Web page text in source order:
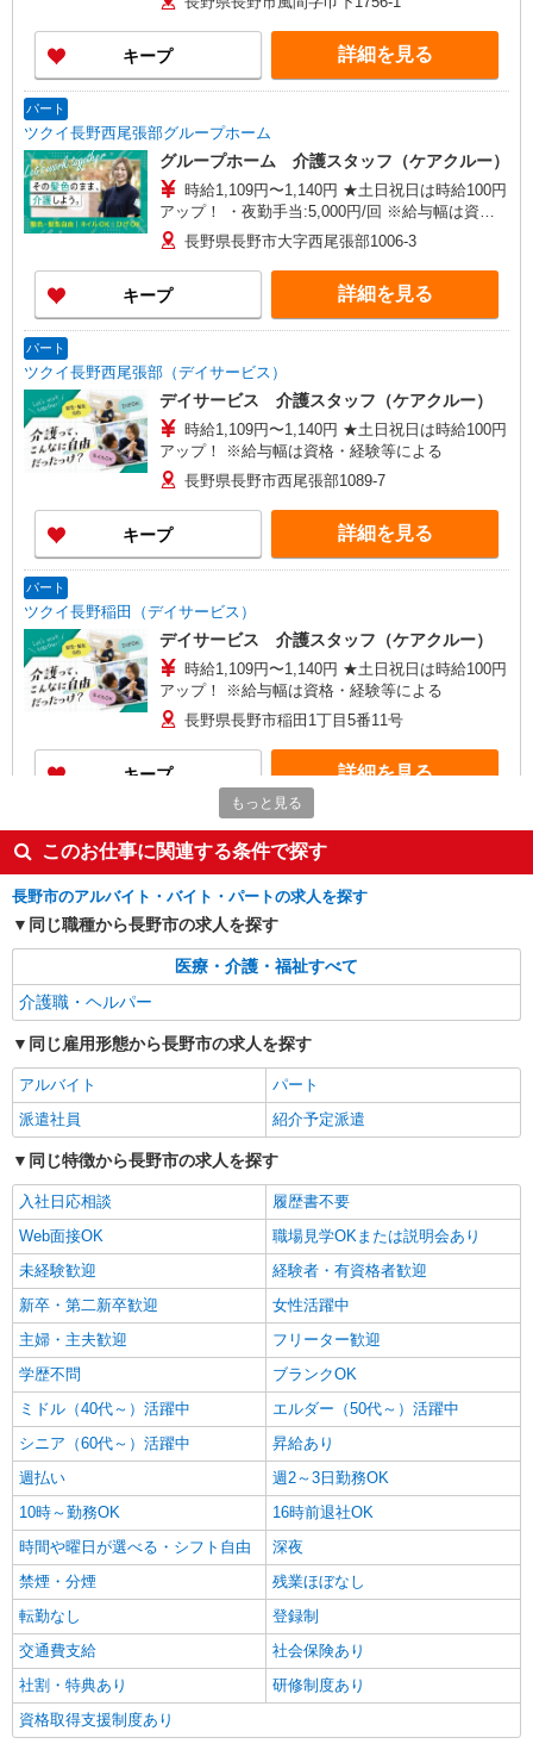
キープ 詳細を見る
パート
ツクイ長野西尾張部グループホーム
グループホーム 介護スタッフ（ケアクルー）
時給1,109円〜1,140円 ★土日祝日は時給100円
アップ！ ・夜勤手当:5,000円/回 ※給与幅は資
格・経験等による
長野県長野市大字西尾張部1006-3
キープ 詳細を見る
パート
ツクイ長野西尾張部（デイサービス）
デイサービス 介護スタッフ（ケアクルー）
時給1,109円〜1,140円 ★土日祝日は時給100円
アップ！ ※給与幅は資格・経験等による
長野県長野市西尾張部1089-7
キープ 詳細を見る
パート
ツクイ長野稲田（デイサービス）
デイサービス 介護スタッフ（ケアクルー）
時給1,109円〜1,140円 ★土日祝日は時給100円
アップ！ ※給与幅は資格・経験等による
長野県長野市稲田1丁目5番11号
キープ 詳細を見る
株式会社kotrio /●MT-H-2051281
長野市＊年齢不問◎未経験から安定した業界へ
＊サ高住
時給1500円〜2125円 ＜日払い有/週払い有/交
通費全支給(ガソリン代含む)＞
長野市
キープ
派遣社員
株式会社kotrio /●MT-H-1733005
支援員＊研修充実してるのか〜未経験だけど挑
戦してみようかな！
時給1500円〜2125円 ＜日払い有/週払い有/交
通費全支給(ガソリン代含む)＞
長野市内≪最寄り駅：権堂≫
キープ 詳細を見る
派遣社員
株式会社kotrio /●MT-H-1875285
＼収入アップを全面サポート／小規模デイ
STAFF｜資格支援制度あり
時給1500円〜2125円 ＜日払い有/週払い有/交
通費全支給(ガソリン代含む)＞
キープ
派遣社員
株式会社kotrio /●MT-H-2094052
＜面接なし＞デイサービスでリハビリ補助・送
迎など＊長野市
通費全支給(ガソリン代含む)＞
もっと見る
このお仕事に関連する条件で探す
長野市のアルバイト・バイト・パートの求人を探す
同じ職種から長野市の求人を探す
医療・介護・福祉すべて
介護職・ヘルパー
同じ雇用形態から長野市の求人を探す
アルバイト
パート
派遣社員
紹介予定派遣
同じ特徴から長野市の求人を探す
入社日応相談
履歴書不要
Web面接OK
職場見学OKまたは説明会あり
未経験歓迎
経験者・有資格者歓迎
新卒・第二新卒歓迎
女性活躍中
主婦・主夫歓迎
フリーター歓迎
学歴不問
ブランクOK
ミドル（40代～）活躍中
エルダー（50代～）活躍中
シニア（60代～）活躍中
昇給あり
週払い
週2～3日勤務OK
10時～勤務OK
16時前退社OK
時間や曜日が選べる・シフト自由
深夜
禁煙・分煙
残業ほぼなし
転勤なし
登録制
交通費支給
社会保険あり
社割・特典あり
研修制度あり
資格取得支援制度あり